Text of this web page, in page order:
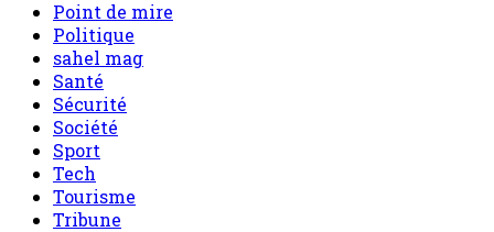
Point de mire
Politique
sahel mag
Santé
Sécurité
Société
Sport
Tech
Tourisme
Tribune